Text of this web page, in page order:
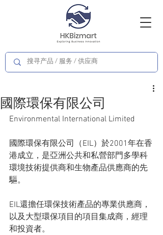
國際環保有限公司
Environmental International Limited
國際環保有限公司（EIL）於2001年在香
港成立，是亞洲公共和私營部門多學科
環境技術提供商和生物產品供應商的先
驅。
EIL還擔任環保技術產品的專業供應商，
以及大型環保項目的項目集成商，經理
和投資者。